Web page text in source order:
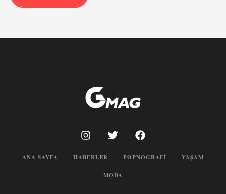
ANA SAYFA HABERLER POPNOGRAFI YAŞAM
MODA